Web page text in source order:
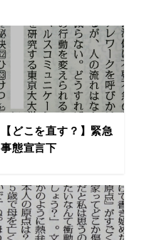
【どこを直す？】緊急
事態宣言下